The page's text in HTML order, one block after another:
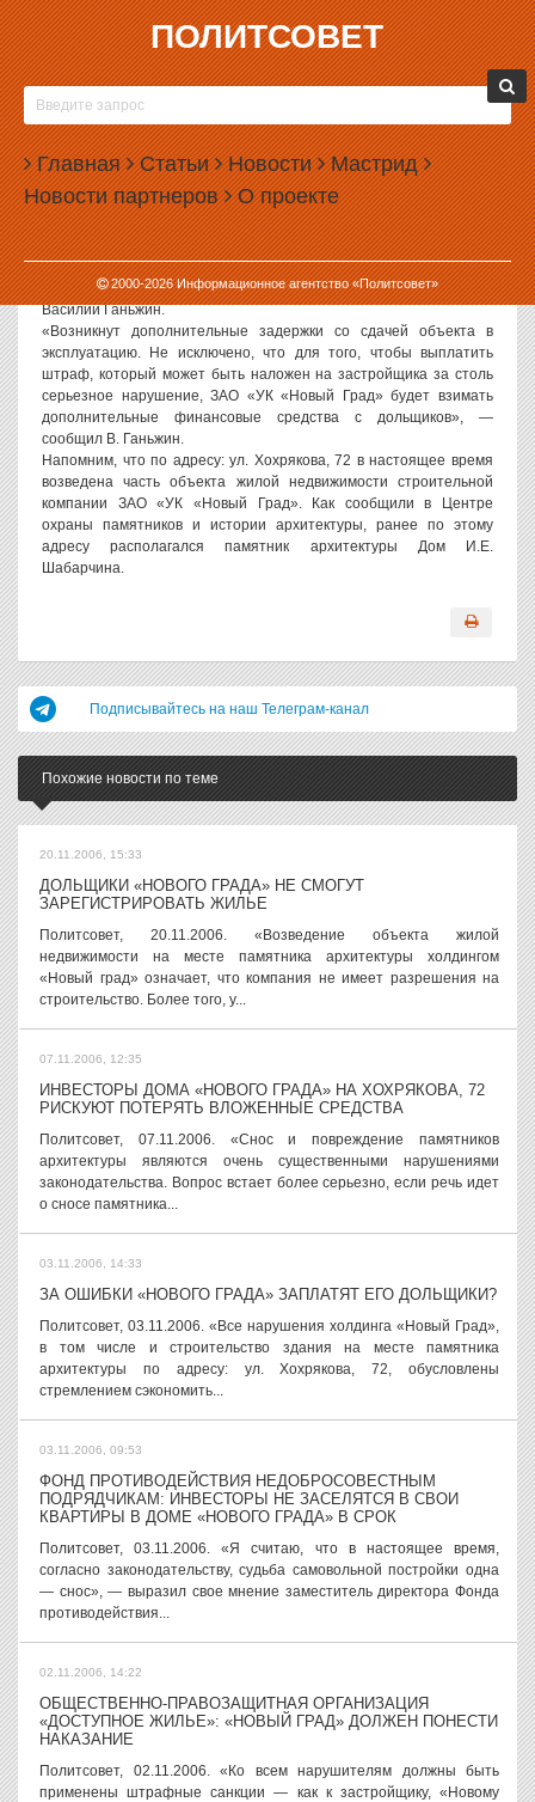
ПОЛИТСОВЕТ
Главная Статьи Новости Мастрид
Новости партнеров О проекте
2000-2026Информационное агентство «Политсовет»
07.11.2006, 15:50
ОТ САМОВОЛЬНОГО СТРОИТЕЛЬСТВА
«НОВОГО ГРАДА» ПОСТРАДАЮТ ЕГО
СОИНВЕСТОРЫ
Политсовет, 07.11.2006. «В связи с тем, что холдинг «Новый
Град» возвел часть объекта жилой недвижимости по адресу: ул.
Хохрякова, 72, где ранее располагался памятник архитектуры,
пострадают в первую очередь соинвесторы», — заявил
председатель общественно-просветительской организации
Василий Ганьжин.
«Возникнут дополнительные задержки со сдачей объекта в
эксплуатацию. Не исключено, что для того, чтобы выплатить
штраф, который может быть наложен на застройщика за столь
серьезное нарушение, ЗАО «УК «Новый Град» будет взимать
дополнительные финансовые средства с дольщиков», —
сообщил В. Ганьжин.
Напомним, что по адресу: ул. Хохрякова, 72 в настоящее время
возведена часть объекта жилой недвижимости строительной
компании ЗАО «УК «Новый Град». Как сообщили в Центре
охраны памятников и истории архитектуры, ранее по этому
адресу располагался памятник архитектуры Дом И.Е.
Шабарчина.
Подписывайтесь на наш Телеграм-канал
Похожие новости по теме
20.11.2006, 15:33
ДОЛЬЩИКИ «НОВОГО ГРАДА» НЕ СМОГУТ
ЗАРЕГИСТРИРОВАТЬ ЖИЛЬЕ
Политсовет, 20.11.2006. «Возведение объекта жилой
недвижимости на месте памятника архитектуры холдингом
«Новый град» означает, что компания не имеет разрешения на
строительство. Более того, у...
07.11.2006, 12:35
ИНВЕСТОРЫ ДОМА «НОВОГО ГРАДА» НА ХОХРЯКОВА, 72
РИСКУЮТ ПОТЕРЯТЬ ВЛОЖЕННЫЕ СРЕДСТВА
Политсовет, 07.11.2006. «Снос и повреждение памятников
архитектуры являются очень существенными нарушениями
законодательства. Вопрос встает более серьезно, если речь идет
о сносе памятника...
03.11.2006, 14:33
ЗА ОШИБКИ «НОВОГО ГРАДА» ЗАПЛАТЯТ ЕГО ДОЛЬЩИКИ?
Политсовет, 03.11.2006. «Все нарушения холдинга «Новый Град»,
в том числе и строительство здания на месте памятника
архитектуры по адресу: ул. Хохрякова, 72, обусловлены
стремлением сэкономить...
03.11.2006, 09:53
ФОНД ПРОТИВОДЕЙСТВИЯ НЕДОБРОСОВЕСТНЫМ
ПОДРЯДЧИКАМ: ИНВЕСТОРЫ НЕ ЗАСЕЛЯТСЯ В СВОИ
КВАРТИРЫ В ДОМЕ «НОВОГО ГРАДА» В СРОК
Политсовет, 03.11.2006. «Я считаю, что в настоящее время,
согласно законодательству, судьба самовольной постройки одна
— снос», — выразил свое мнение заместитель директора Фонда
противодействия...
02.11.2006, 14:22
ОБЩЕСТВЕННО-ПРАВОЗАЩИТНАЯ ОРГАНИЗАЦИЯ
«ДОСТУПНОЕ ЖИЛЬЕ»: «НОВЫЙ ГРАД» ДОЛЖЕН ПОНЕСТИ
НАКАЗАНИЕ
Политсовет, 02.11.2006. «Ко всем нарушителям должны быть
применены штрафные санкции — как к застройщику, «Новому